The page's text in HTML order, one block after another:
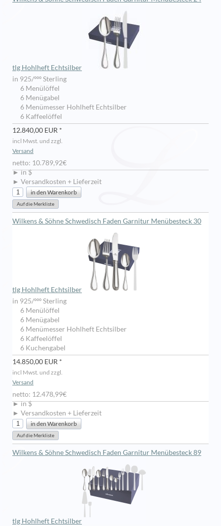
tlg Hohlheft Echtsilber
in 925/ººº Sterling
6 Menülöffel
6 Menügabel
6 Menümesser Hohlheft Echtsilber
6 Kaffeelöffel
12.840,00 EUR *
incl Mwst. und zzgl.
Versand
netto: 10.789,92€
► in $
► Versandkosten + Lieferzeit
Wilkens & Söhne Schwedisch Faden Garnitur Menübesteck 30
tlg Hohlheft Echtsilber
in 925/ººº Sterling
6 Menülöffel
6 Menügabel
6 Menümesser Hohlheft Echtsilber
6 Kaffeelöffel
6 Kuchengabel
14.850,00 EUR *
incl Mwst. und zzgl.
Versand
netto: 12.478,99€
► in $
► Versandkosten + Lieferzeit
Wilkens & Söhne Schwedisch Faden Garnitur Menübesteck 89
tlg Hohlheft Echtsilber